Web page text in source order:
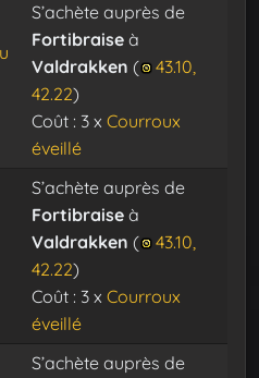
S’achète auprès de
Fortibraise à
Valdrakken (
43.10,
42.22)
Coût : 3 x Courroux
éveillé
S’achète auprès de
Fortibraise à
Valdrakken (
43.10,
42.22)
Coût : 3 x Courroux
éveillé
S’achète auprès de